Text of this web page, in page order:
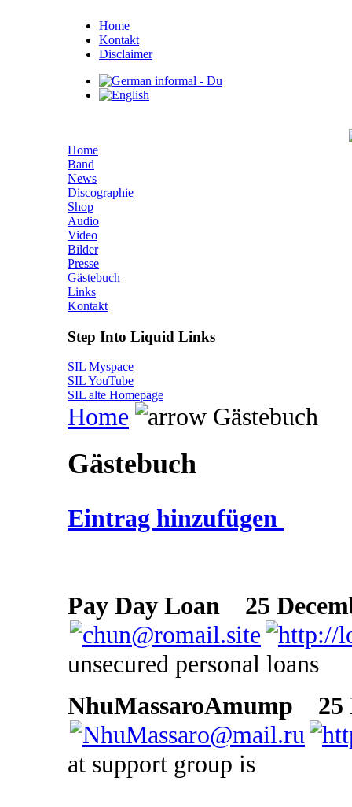
Home
Kontakt
Disclaimer
Home
Band
News
Discographie
Shop
Audio
Video
Bilder
Presse
Gästebuch
Links
Kontakt
Step Into Liquid Links
SIL Myspace
SIL YouTube
SIL alte Homepage
Home Gästebuch
Gästebuch
Eintrag hinzufügen
Pay Day Loan 25
unsecured personal loans
NhuMassaroAmump
25
at support group is